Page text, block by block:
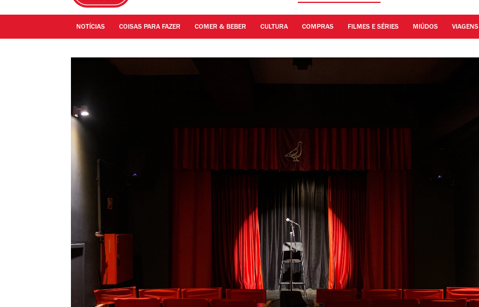
NOTÍCIAS COISAS PARA FAZER COMER & BEBER CULTURA COMPRAS FILMES E SÉRIES MIÚDOS VIAGENS